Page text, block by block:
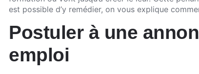
est possible d’y remédier, on vous explique
Postuler à une
emploi